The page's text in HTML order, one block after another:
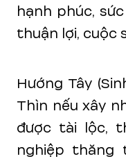
hạnh phúc,
thuận lợi, cuộc
Hướng Tây
Thìn nếu xây
được tài lộc,
nghiệp thăng